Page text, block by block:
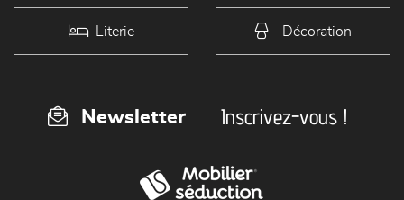
Literie Décoration
Newsletter Inscrivez-vous !